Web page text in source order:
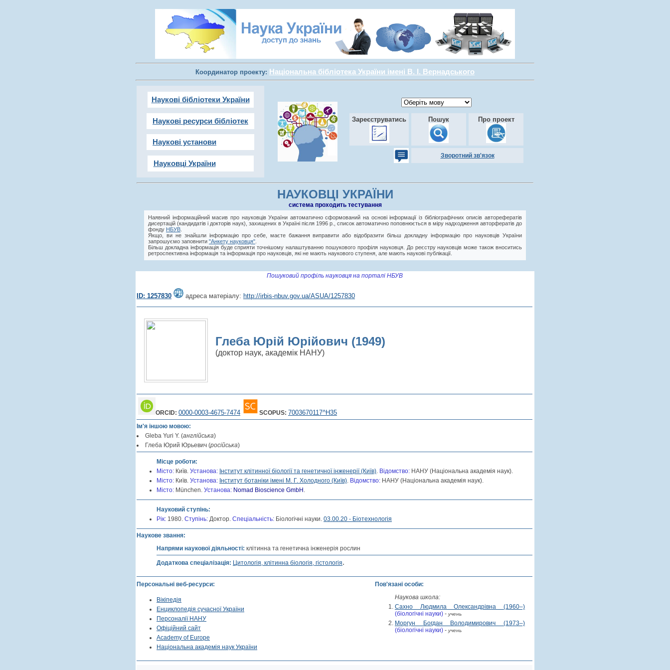
Координатор проекту: Національна бібліотека України імені В. І. Вернадського
Наукові бібліотеки України
Наукові ресурси бібліотек
Наукові установи
Науковці України
Зареєструватись Пошук Про проект
Зворотний зв'язок
НАУКОВЦІ УКРАЇНИ
cистема проходить тестування
Наявний інформаційний масив про науковців України автоматично сформований на основі інформації із бібліографічних описів авторефератів
дисертацій (кандидатів і докторів наук), захищених в Україні після 1996 р., список автоматично поповнюється в міру надходження авторфератів до
фонду НБУВ
Якщо, ви не знайшли інформацію про себе, маєте бажання виправити або відобразити більш докладну інформацію про науковців України
запрошуємо заповнити "Анкету науковця"
Більш докладна інформація буде сприяти точнішому налаштуванню пошукового профіля науковця. До реєстру науковців може також вноситись
ретроспективна інформація та інформація про науковців, які не мають наукового ступеня, але мають наукові публікації.
Пошуковий профіль науковця на порталі НБУВ
ID: 1257830 адреса матеріалу: http://irbis-nbuv.gov.ua/ASUA/1257830
Глеба Юрій Юрійович (1949)
(доктор наук, академік НАНУ)
ORCID: 0000-0003-4675-7474 SCOPUS: 7003670117^H35
Ім'я іншою мовою:
Gleba Yuri Y. (англійська)
Глеба Юрий Юрьевич (російська)
Місце роботи:
Місто: Київ. Установа: Інститут клітинної біології та генетичної інженерії (Київ). Відомство: НАНУ (Національна академія наук).
Місто: Київ. Установа: Інститут ботаніки імені М. Г. Холодного (Київ). Відомство: НАНУ (Національна академія наук).
Місто: München. Установа: Nomad Bioscience GmbH .
Науковий ступінь:
Рік: 1980. Cтупінь: Доктор. Спеціальність: Біологічні науки. 03.00.20 - Біотехнологія
Наукове звання:
Напрями наукової діяльності: клітинна та генетична інженерія рослин
Додаткова спеціалізація: Цитологія, клітинна біологія, гістологія.
Персональні веб-ресурси:
Вікіпедія
Енциклопедія сучасної України
Персоналії НАНУ
Офіційний сайт
Academy of Europe
Національна академія наук України
Пов'язані особи:
Наукова школа:
Сахно Людмила Олександрівна (1960–)
(біологічні науки) - учень
Моргун Богдан Володимирович (1973–)
(біологічні науки) - учень